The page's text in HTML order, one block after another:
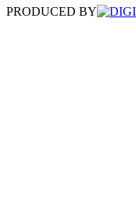
PRODUCED BY